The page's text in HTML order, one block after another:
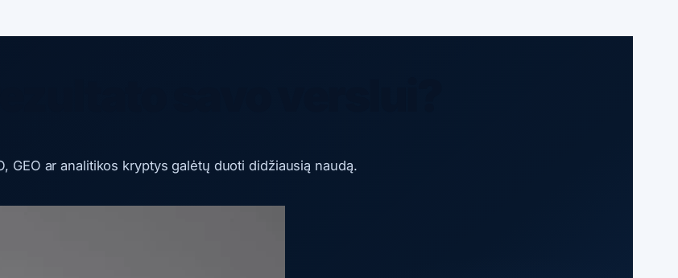
GEO ar analitikos kryptys galėtų duoti didžiausią naudą.